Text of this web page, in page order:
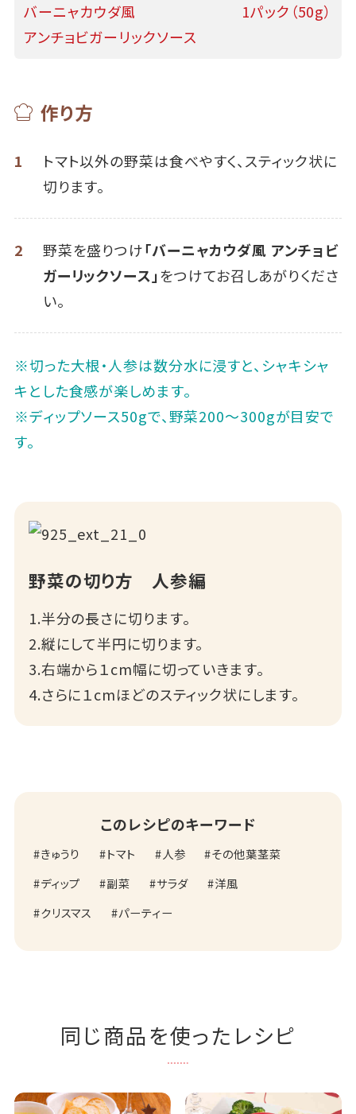
バーニャカウダ風
アンチョビガーリックソース
1パック（50g）
作り方
1
トマト以外の野菜は食べやすく、スティック状に
切ります。
2 野菜を盛りつけ「バーニャカウダ風 アンチョビ
ガーリックソース」をつけてお召しあがりくださ
い。
※切った大根・人参は数分水に浸すと、シャキシャ
キとした食感が楽しめます。
※ディップソース50gで、野菜200～300gが目安で
す。
野菜の切り方 人参編
1.半分の長さに切ります。
2.縦にして半円に切ります。
3.右端から１cm幅に切っていきます。
4.さらに１cmほどのスティック状にします。
このレシピのキーワード
きゅうり トマト 人参
その他葉茎菜
ディップ
副菜 サラダ
洋風
クリスマス
パーティー
同じ商品を使ったレシピ